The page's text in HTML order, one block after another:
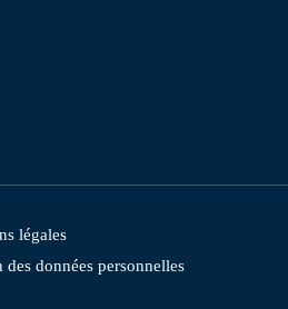
légales
des données personnelles